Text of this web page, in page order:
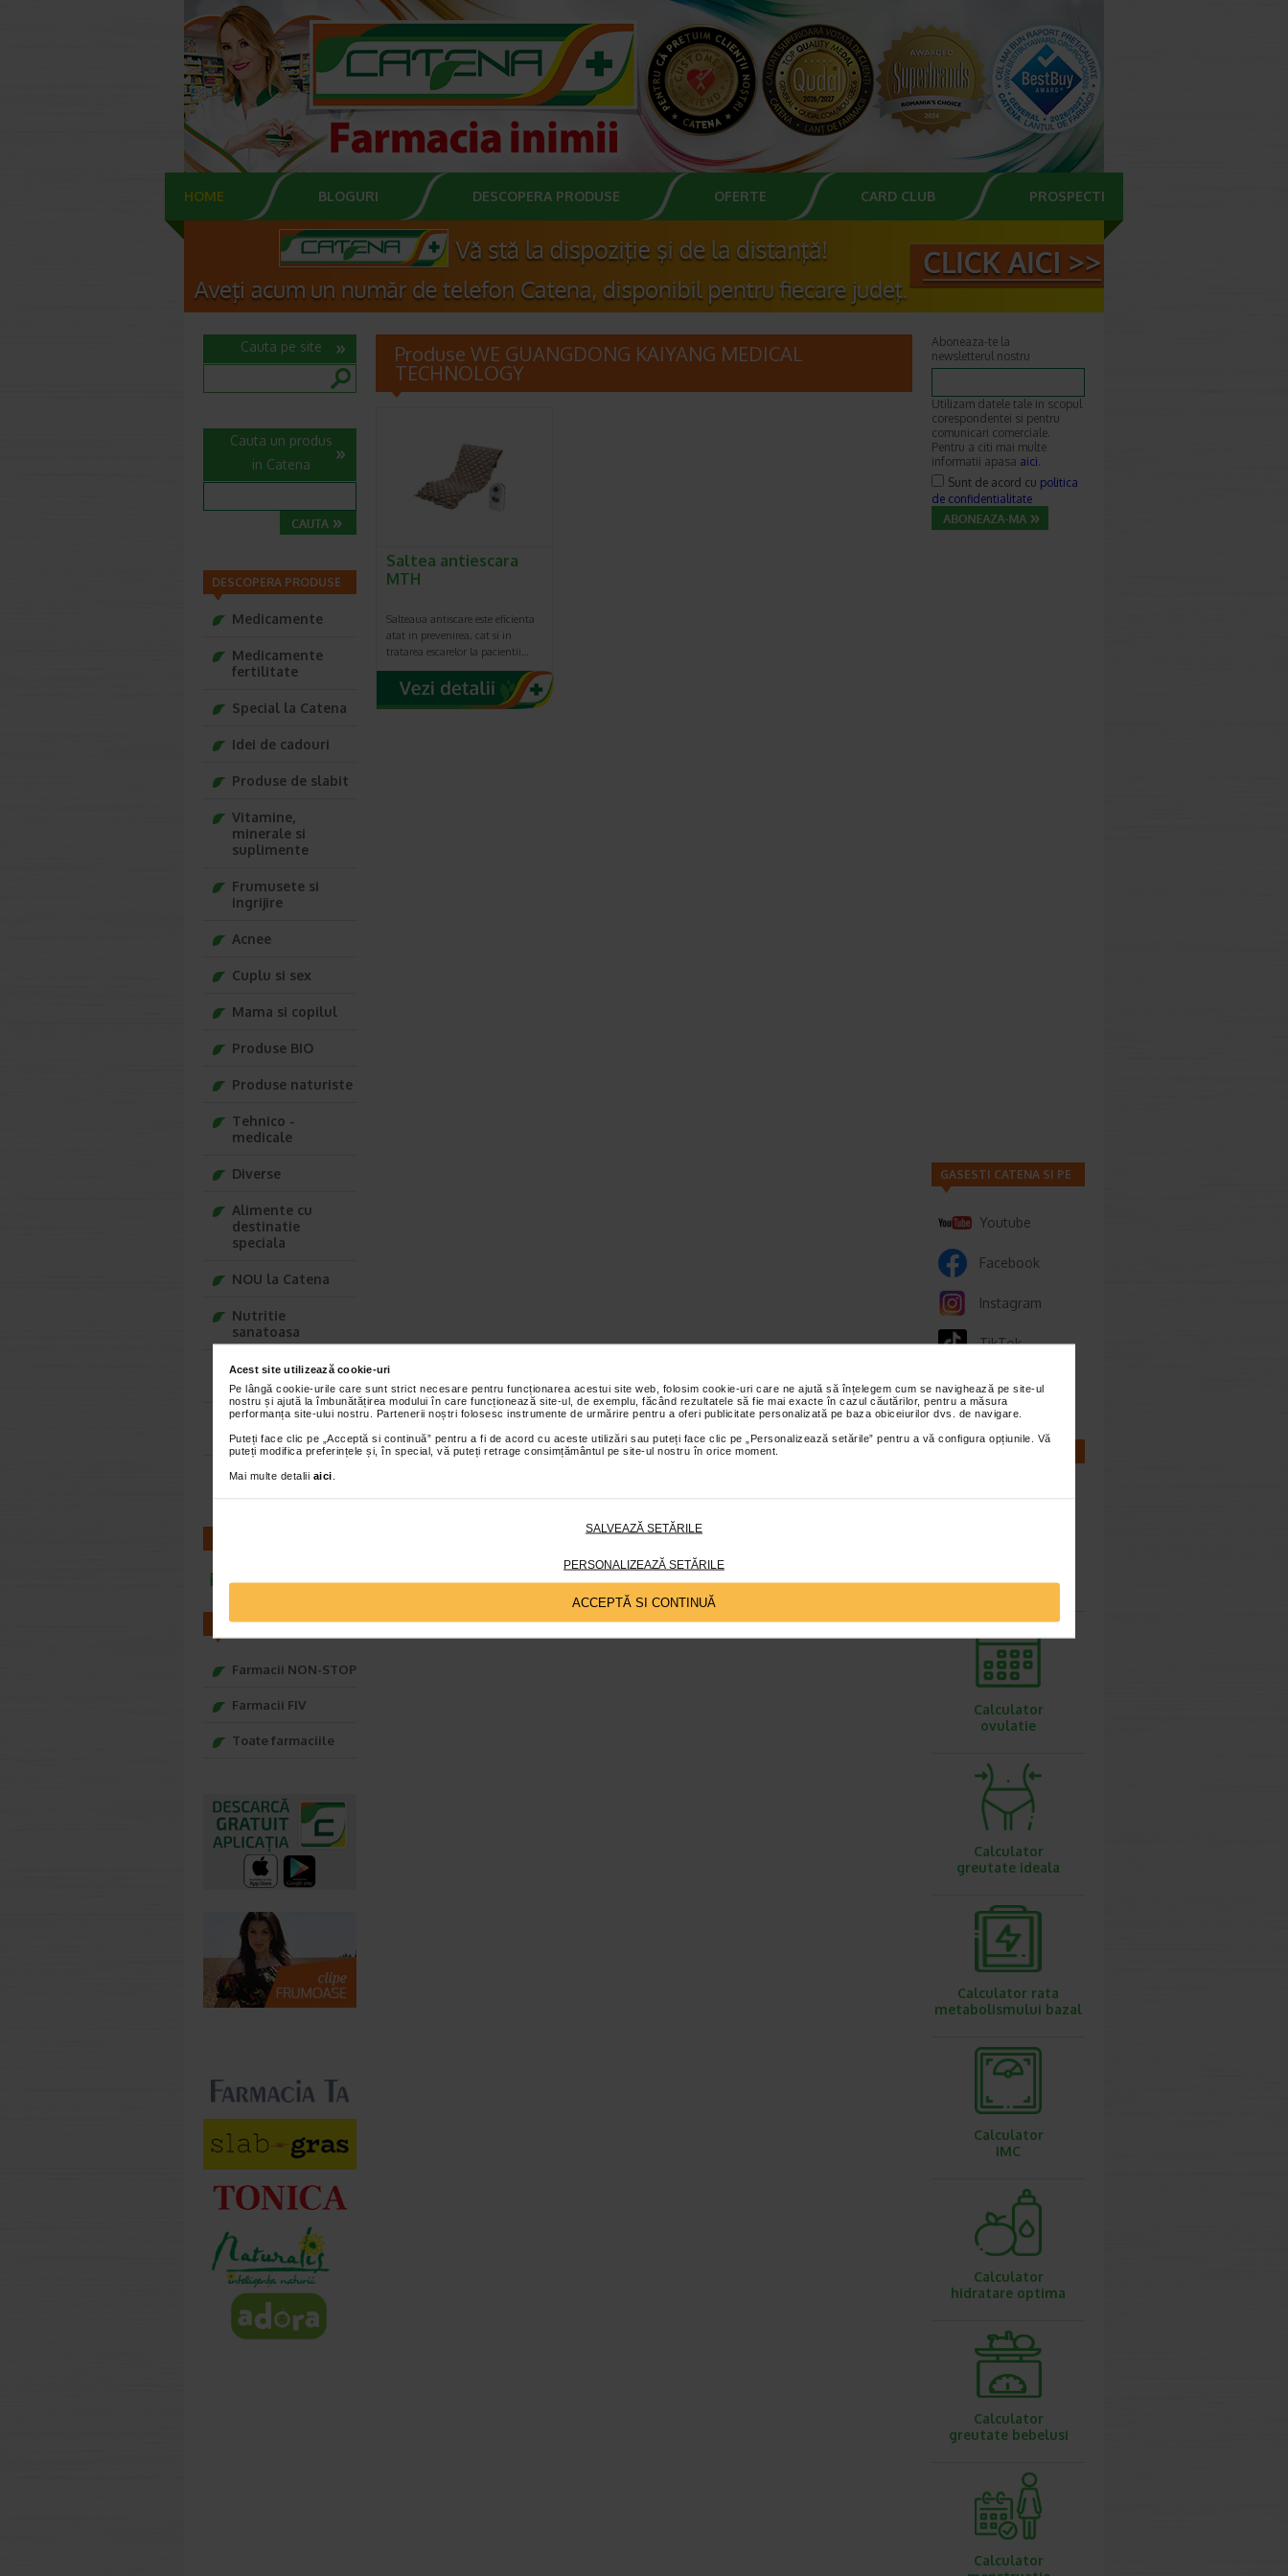
Acest site utilizează cookie-uri
Pe lângă cookie-urile care sunt strict necesare pentru funcționarea acestui site web, folosim cookie-uri care ne ajută să înțelegem cum se navighează pe site-ul
nostru și ajută la îmbunătățirea modului în care funcționează site-ul, de exemplu, făcând rezultatele să fie mai exacte în cazul căutărilor, pentru a măsura
performanța site-ului nostru. Partenerii noștri folosesc instrumente de urmărire pentru a oferi publicitate personalizată pe baza obiceiurilor dvs. de navigare.
Puteți face clic pe „Acceptă si continuă” pentru a fi de acord cu aceste utilizări sau puteți face clic pe „Personalizează setările” pentru a vă configura opțiunile. Vă
puteți modifica preferințele și, în special, vă puteți retrage consimțământul pe site-ul nostru în orice moment.
Mai multe detalii aici
SALVEAZĂ SETĂRILE
PERSONALIZEAZĂ SETĂRILE
ACCEPTĂ SI CONTINUĂ
HOME BLOGURI DESCOPERA PRODUSE OFERTE CARD CLUB PROSPECTE
Produse WE GUANGDONG KAIYANG MEDICAL
TECHNOLOGY
Saltea antiescara
MTH
Salteaua antiscare este eficienta
atat in ​​prevenirea, cat si in
tratarea escarelor la pacientii…
Cauta pe site
Cauta un produs
in Catena
DESCOPERA PRODUSE
Medicamente
Medicamente
fertilitate
Special la Catena
Idei de cadouri
Produse de slabit
Vitamine,
minerale si
suplimente
Frumusete si
ingrijire
Acnee
Cuplu si sex
Mama si copilul
Produse BIO
Produse naturiste
Tehnico -
medicale
Diverse
Alimente cu
destinatie
speciala
NOU la Catena
Nutritie
sanatoasa
Ce Oftapic ti se
potriveste
Adora – Adorabili
din prima clipa
Seturi cadou
infoline@catena.ro
FARMACII
Farmacii NON-STOP
Farmacii FIV
Toate farmaciile
Aboneaza-te la
newsletterul nostru
Utilizam datele tale in scopul
corespondentei si pentru
comunicari comerciale.
Pentru a citi mai multe
informatii apasa aici.
Sunt de acord cu politica
de confidentialitate
GASESTI CATENA SI PE
Youtube
Facebook
Instagram
TikTok
Whatsapp
sarcina
Calculator
ovulatie
Calculator
greutate ideala
Calculator rata
metabolismului bazal
Calculator
IMC
Calculator
hidratare optima
Calculator
greutate bebelusi
Calculator